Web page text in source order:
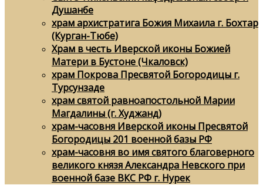
Душанбе
храм архистратига Божия Михаила г. Бохтар
(Курган-Тюбе)
Храм в честь Иверской иконы Божией
Матери в Бустоне (Чкаловск)
храм Покрова Пресвятой Богородицы г.
Турсунзаде
храм святой равноапостольной Марии
Магдалины (г. Худжанд)
храм-часовня Иверской иконы Пресвятой
Богородицы 201 военной базы РФ
храм-часовня во имя святого благоверного
великого князя Александра Невского при
военной базе ВКС РФ г. Нурек